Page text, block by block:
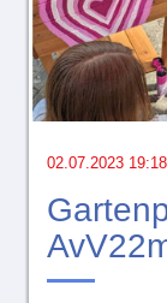
02.07.2023 19:18